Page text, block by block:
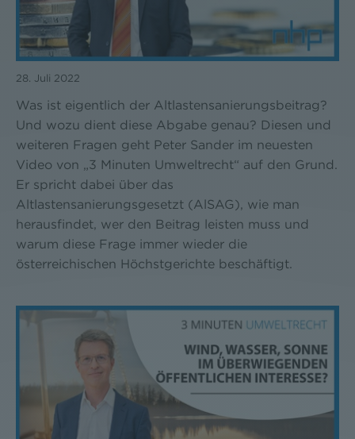
28. Juli 2022
Was ist eigentlich der Altlastensanierungsbeitrag?
Und wozu dient diese Abgabe genau? Diesen und
weiteren Fragen geht Peter Sander im neuesten
Video von „3 Minuten Umweltrecht“ auf den Grund.
Er spricht dabei über das
Altlastensanierungsgesetzt (AlSAG), wie man
herausfindet, wer den Beitrag leisten muss und
warum diese Frage immer wieder die
österreichischen Höchstgerichte beschäftigt.